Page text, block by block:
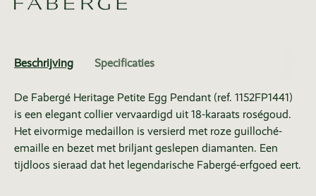
Beschrijving Specificaties
De Fabergé Heritage Petite Egg Pendant (ref. 1152FP1441)
is een elegant collier vervaardigd uit 18-karaats roségoud.
Het eivormige medaillon is versierd met roze guilloché-
emaille en bezet met briljant geslepen diamanten. Een
tijdloos sieraad dat het legendarische Fabergé-erfgoed eert.